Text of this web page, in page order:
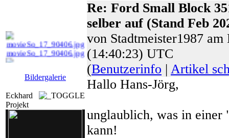
movieSo_17_90406.jpg
doSeaO_17_901083.jpg
dr_m_f_90006.jpg
olcoe_18_900067.jpg
Bildergalerie
Eckhard
Projekt
Re: Ford Small Block
selber auf (Stand Feb
von Stadtmeister1987
(14:40:23) UTC
(Benutzerinfo | Artikel
Hallo Hans-Jörg,
unglaublich, was in einer
kann!